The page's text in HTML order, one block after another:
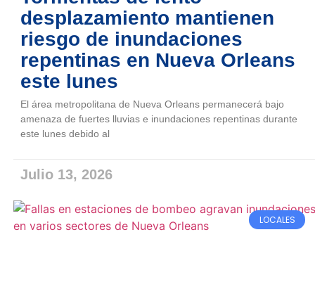
desplazamiento mantienen
riesgo de inundaciones
repentinas en Nueva Orleans
este lunes
El área metropolitana de Nueva Orleans permanecerá bajo
amenaza de fuertes lluvias e inundaciones repentinas durante
este lunes debido al
Julio 13, 2026
LOCALES